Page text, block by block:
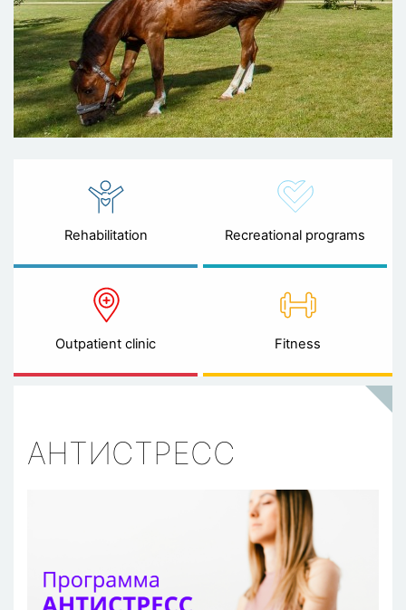
Rehabilitation Recreational programs
Outpatient clinic Fitness
АНТИСТРЕСС